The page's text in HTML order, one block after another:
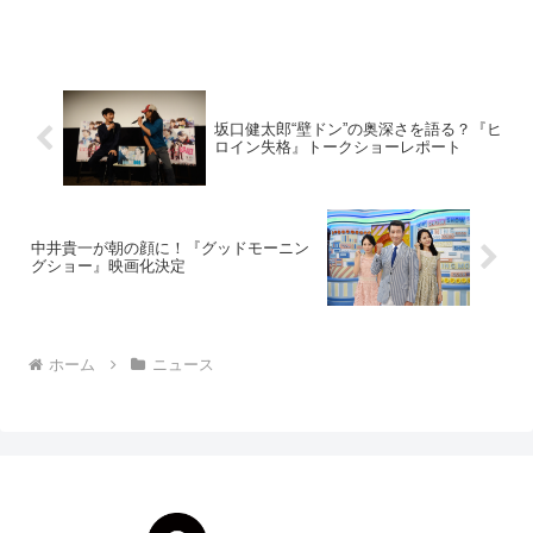
坂口健太郎“壁ドン”の奥深さを語る？『ヒ
ロイン失格』トークショーレポート
中井貴一が朝の顔に！『グッドモーニン
グショー』映画化決定
ホーム ニュース